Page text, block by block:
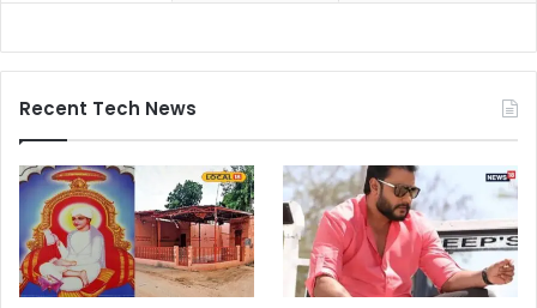
Recent Tech News